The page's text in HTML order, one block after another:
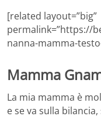
[related layout=”big”
permalink=”https://
nanna-mamma-
Mamma
La mia mamma è
e se va sulla